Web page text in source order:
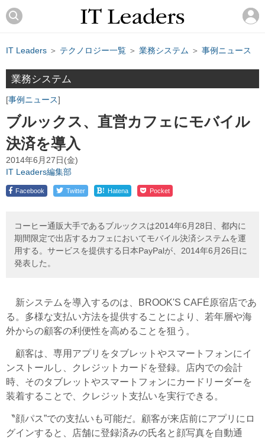
IT Leaders ＞ テクノロジー一覧 ＞ 業務システム ＞ 事例ニュース
業務システム
事例ニュース
ブルックス、直営カフェにモバイル
決済を導入
2014年6月27日(金)
IT Leaders編集部
Facebook Twitter ! Hatena Pocket
コーヒー通販大手であるブルックスは2014年6月28日、都内に
期間限定で出店するカフェにおいてモバイル決済システムを運
用する。サービスを提供する日本PayPalが、2014年6月26日に
発表した。
新システムを導入するのは、BROOK'S CAFÉ原宿店であ
る。多様な支払い方法を提供することにより、若年層や海
外からの顧客の利便性を高めることを狙う。
顧客は、専用アプリをタブレットやスマートフォンにイ
ンストールし、クレジットカードを登録。店内での会計
時、そのタブレットやスマートフォンにカードリーダーを
装着することで、クレジット支払いを実行できる。
〝顔パス”での支払いも可能だ。顧客が来店前にアプリにロ
グインすると、店舗に登録済みの氏名と顔写真を自動通